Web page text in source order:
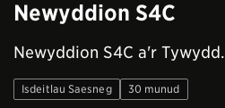
Newyddion S4C
Newyddion S4C a'r Tywydd.
Isdeitlau Saesneg 30 munud